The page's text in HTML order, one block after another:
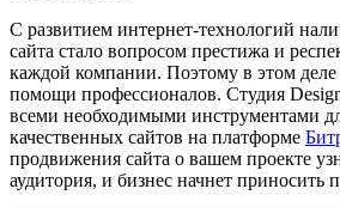
С развитием интернет-технологий
сайта стало вопросом престижа и
каждой компании. Поэтому в этом деле
помощи профессионалов. Студия
всеми необходимыми инструментами
качественных сайтов на платформе
продвижения сайта о вашем проекте
аудитория, и бизнес начнет приносить